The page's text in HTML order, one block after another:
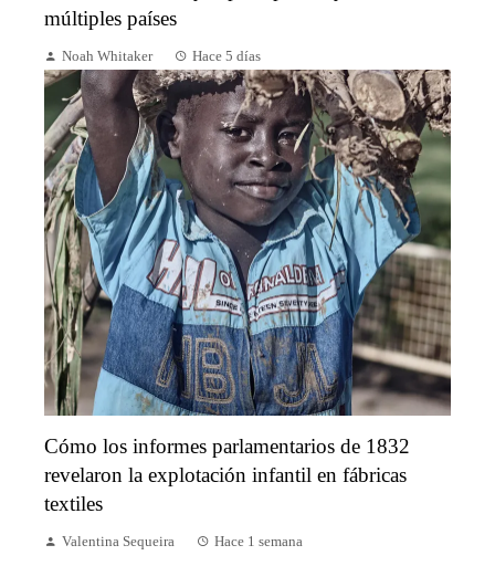
múltiples países
Noah Whitaker Hace 5 días
Cómo los informes parlamentarios de 1832
revelaron la explotación infantil en fábricas
textiles
Valentina Sequeira Hace 1 semana